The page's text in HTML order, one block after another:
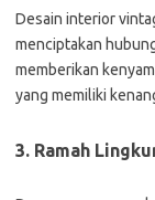
Desain interior
menciptakan
memberikan
yang memiliki
3. Ramah